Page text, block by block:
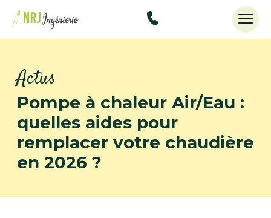
48434515
Actus
Pompe à chaleur Air/Eau :
quelles aides pour
remplacer votre chaudière
en 2026 ?